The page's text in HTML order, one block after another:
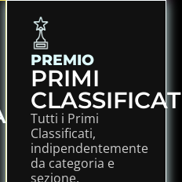
PREMIO
PRIMI
Tutti i Primi
Classificati,
indipendentemente
da categoria e
sezione,